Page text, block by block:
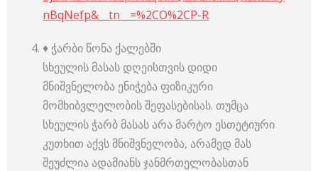
nBqNefp&__tn__=%2CO%2CP-R
♦️ ჭარბი წონა ქალებში
სხეულის მასას დღეისთვის დიდი
მნიშვნელობა ენიჭება ფიზიკური
მომხიბვლელობის შეფასებისას. თუმცა
სხეულის ჭარბ მასას არა მარტო ესთეტიური
კუთხით აქვს მნიშვნელობა, არამედ მას
შეუძლია ადამიანს ჯანმრთელობასთან